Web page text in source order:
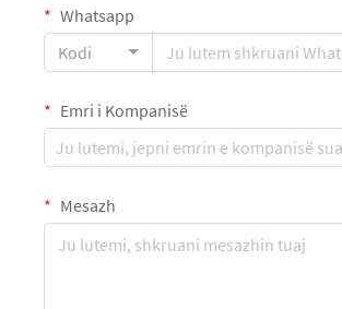
Whatsapp
Kodi
Emri i Kompanisë
Mesazh